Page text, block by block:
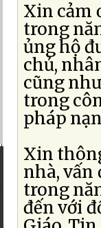
Xin cảm
trong
ủng hộ
chủ,
cũng
trong
pháp
Xin
nhà, vấn
trong
đến với